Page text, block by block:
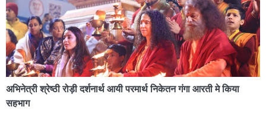
अभिनेत्री श्रेष्ठी रोड़ी दर्शनार्थ आयी परमार्थ निकेतन गंगा आरती मे किया
सहभाग